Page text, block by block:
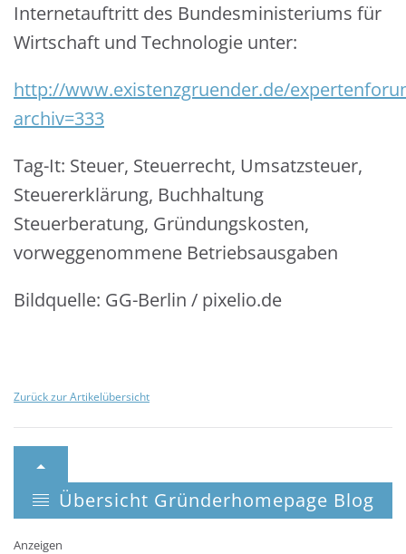
Internetauftritt des Bundesministeriums für
Wirtschaft und Technologie unter:
http://www.existenzgruender.de/
archiv=333
Tag-It: Steuer, Steuerrecht, Umsatzsteuer,
Steuererklärung, Buchhaltung
Steuerberatung, Gründungskosten,
vorweggenommene Betriebsausgaben
Bildquelle: GG-Berlin / pixelio.de
Zurück zur Artikelübersicht
Übersicht Gründerhomepage Blog
Anzeigen